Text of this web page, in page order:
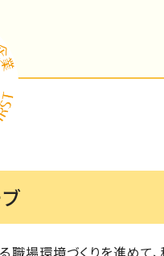
場環境づくりを進めて